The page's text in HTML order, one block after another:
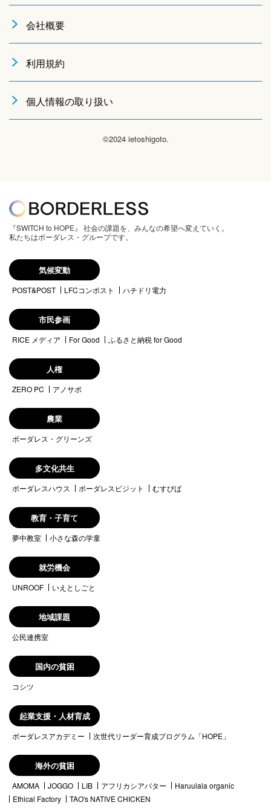
会社概要
利用規約
個人情報の取り扱い
©2024 ietoshigoto.
『SWITCH to HOPE』 社会の課題を、みんなの希望へ変えていく。
私たちはボーダレス・グループです。
気候変動
POST&POST LFCコンポスト ハチドリ電力
市民参画
RICE メディア For Good ふるさと納税 for Good
人権
ZERO PC アノサポ
農業
ボーダレス・グリーンズ
多文化共生
ボーダレスハウス ボーダレスビジット むすびば
教育・子育て
夢中教室 小さな森の学童
就労機会
UNROOF いえとしごと
地域課題
公民連携室
国内の貧困
コシツ
起業支援・人材育成
ボーダレスアカデミー 次世代リーダー育成プログラム「HOPE」
海外の貧困
AMOMA JOGGO LIB アフリカシアバター
Haruulala organic
Ethical Factory
TAO's NATIVE CHICKEN